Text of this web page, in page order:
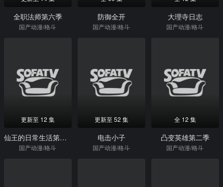
全职法师第六季
国产动漫/格斗
防御全开
国产动漫/格斗
大理寺日志
国产动漫/格斗
更新至 12 集
仙王的日常生活第三季
国产动漫/格斗
更新至 52 集
电击小子
国产动漫/格斗
全 12 集
凸变英雄第二季
国产动漫/格斗